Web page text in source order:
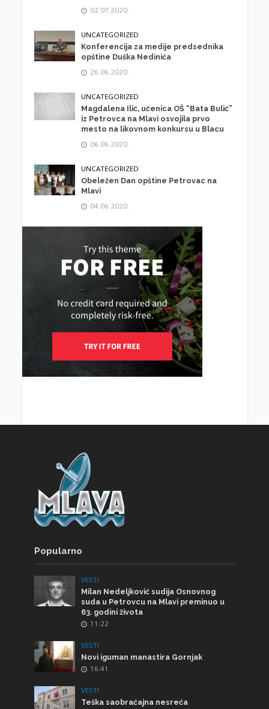
02.07.2020.
UNCATEGORIZED
Konferencija za medije predsednika
opštine Duška Nedinića
26.06.2020.
UNCATEGORIZED
Magdalena Ilić, učenica OŠ “Bata Bulić”
iz Petrovca na Mlavi osvojila prvo
mesto na likovnom konkursu u Blacu
06.06.2020.
UNCATEGORIZED
Obeležen Dan opštine Petrovac na
Mlavi
04.06.2020.
Popularno
VESTI
Milan Nedeljković sudija Osnovnog
suda u Petrovcu na Mlavi preminuo u
63. godini života
11:22
VESTI
Novi iguman manastira Gornjak
16:41
VESTI
Teška saobraćajna nesreća